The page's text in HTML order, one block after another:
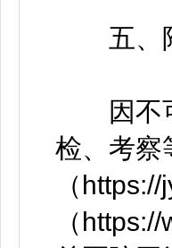
五、
因不可
检、考察
（
（